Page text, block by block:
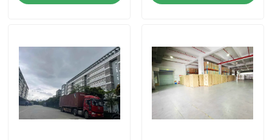
Armazém ligado de Shanghai
Hong Kong Bonded Warehouse